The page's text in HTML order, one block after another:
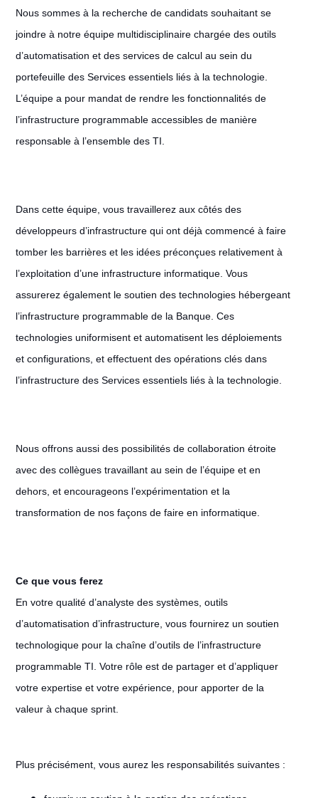
Nous sommes à la recherche de candidats souhaitant se
joindre à notre équipe multidisciplinaire chargée des outils
d’automatisation et des services de calcul au sein du
portefeuille des Services essentiels liés à la technologie.
L’équipe a pour mandat de rendre les fonctionnalités de
l’infrastructure programmable accessibles de manière
responsable à l’ensemble des TI.
Dans cette équipe, vous travaillerez aux côtés des
développeurs d’infrastructure qui ont déjà commencé à faire
tomber les barrières et les idées préconçues relativement à
l’exploitation d’une infrastructure informatique. Vous
assurerez également le soutien des technologies hébergeant
l’infrastructure programmable de la Banque. Ces
technologies uniformisent et automatisent les déploiements
et configurations, et effectuent des opérations clés dans
l’infrastructure des Services essentiels liés à la technologie.
Nous offrons aussi des possibilités de collaboration étroite
avec des collègues travaillant au sein de l’équipe et en
dehors, et encourageons l’expérimentation et la
transformation de nos façons de faire en informatique.
Ce que vous ferez
En votre qualité d’analyste des systèmes, outils
d’automatisation d’infrastructure, vous fournirez un soutien
technologique pour la chaîne d’outils de l’infrastructure
programmable TI. Votre rôle est de partager et d’appliquer
votre expertise et votre expérience, pour apporter de la
valeur à chaque sprint.
Plus précisément, vous aurez les responsabilités suivantes :